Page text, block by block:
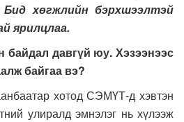
Бид хөгжлийн бэрхшээлтэй
ярилцлаа.
байдал давгүй юу. Хэзээнээс
байгаа вэ?
хотод СЭМҮТ-д хэвтэн
улиралд эмнэлэг нь хүлээж